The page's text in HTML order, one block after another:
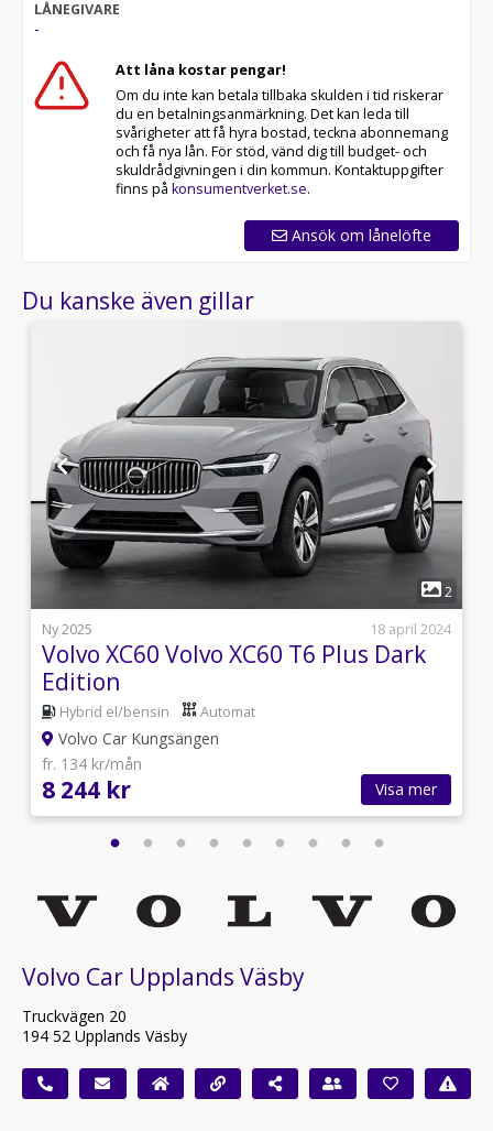
LÅNEGIVARE
-
Att låna kostar pengar!
Om du inte kan betala tillbaka skulden i tid riskerar
du en betalningsanmärkning. Det kan leda till
svårigheter att få hyra bostad, teckna abonnemang
och få nya lån. För stöd, vänd dig till budget- och
skuldrådgivningen i din kommun. Kontaktuppgifter
finns på konsumentverket.se.
Ansök om lånelöfte
Du kanske även gillar
1
2
Ny 2025
18 april 2024
Volvo XC60 Volvo XC60 T6 Plus Dark
Edition
Hybrid el/bensin Automat
Volvo Car Kungsängen
fr. 134 kr/mån
8 244 kr Visa mer
Volvo Car Upplands Väsby
Truckvägen 20
194 52 Upplands Väsby